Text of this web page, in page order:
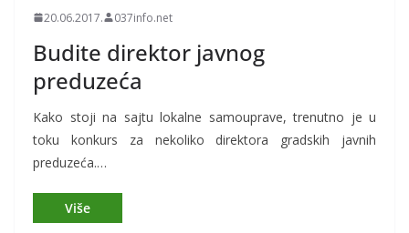
20.06.2017. 037info.net
Budite direktor javnog
preduzeća
Kako stoji na sajtu lokalne samouprave, trenutno je u
toku konkurs za nekoliko direktora gradskih javnih
preduzeća.…